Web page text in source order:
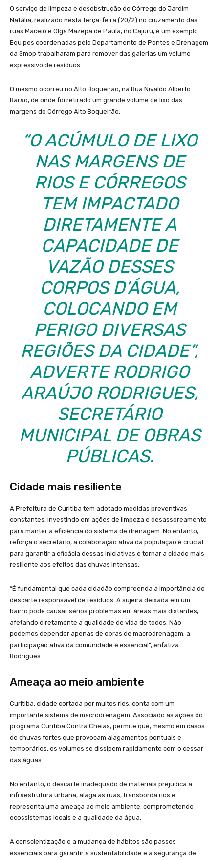
O serviço de limpeza e desobstrução do Córrego do Jardim
Natália, realizado nesta terça-feira (20/2) no cruzamento das
ruas Maceió e Olga Mazepa de Paula, no Cajuru, é um exemplo.
Equipes coordenadas pelo Departamento de Pontes e Drenagem
da Smop trabalharam para remover das galerias um volume
expressivo de resíduos.
O mesmo ocorreu no Alto Boqueirão, na Rua Nivaldo Alberto
Barão, de onde foi retirado um grande volume de lixo das
margens do Córrego Alto Boqueirão.
“O ACÚMULO DE LIXO
NAS MARGENS DE
RIOS E CÓRREGOS
TEM IMPACTADO
DIRETAMENTE A
CAPACIDADE DE
VAZÃO DESSES
CORPOS D’ÁGUA,
COLOCANDO EM
PERIGO DIVERSAS
REGIÕES DA CIDADE”,
ADVERTE RODRIGO
ARAÚJO RODRIGUES,
SECRETÁRIO
MUNICIPAL DE OBRAS
PÚBLICAS.
Cidade mais resiliente
A Prefeitura de Curitiba tem adotado medidas preventivas
constantes, investindo em ações de limpeza e desassoreamento
para manter a eficiência do sistema de drenagem. No entanto,
reforça o secretário, a colaboração ativa da população é crucial
para garantir a eficácia dessas iniciativas e tornar a cidade mais
resiliente aos efeitos das chuvas intensas.
“É fundamental que cada cidadão compreenda a importância do
descarte responsável de resíduos. A sujeira deixada em um
bairro pode causar sérios problemas em áreas mais distantes,
afetando diretamente a qualidade de vida de todos. Não
podemos depender apenas de obras de macrodrenagem; a
participação ativa da comunidade é essencial”, enfatiza
Rodrigues.
Ameaça ao meio ambiente
Curitiba, cidade cortada por muitos rios, conta com um
importante sistema de macrodrenagem. Associado às ações do
programa Curitiba Contra Cheias, permite que, mesmo em casos
de chuvas fortes que provocam alagamentos pontuais e
temporários, os volumes se dissipem rapidamente com o cessar
das águas.
No entanto, o descarte inadequado de materiais prejudica a
infraestrutura urbana, alaga as ruas, transborda rios e
representa uma ameaça ao meio ambiente, comprometendo
ecossistemas locais e a qualidade da água.
A conscientização e a mudança de hábitos são passos
essenciais para garantir a sustentabilidade e a segurança de